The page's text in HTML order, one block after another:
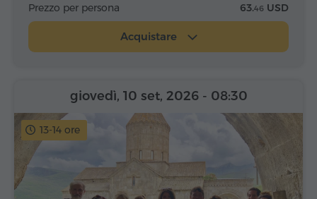
Prezzo per persona 63.46 USD
Acquistare
13-14 ore
giovedì, 10 set, 2026 - 08:30